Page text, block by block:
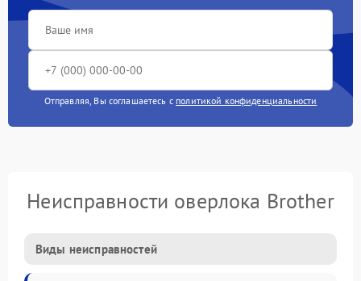
Отправляя, Вы соглашаетесь с политикой конфиденциальности
Неисправности оверлока Brother
Виды неисправностей